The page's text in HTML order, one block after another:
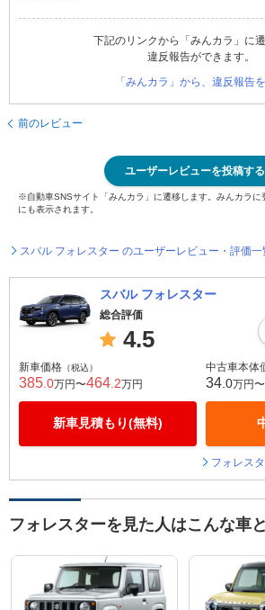
下記のリンクから「みんカラ」に遷
違反報告ができます。
「みんカラ」から、違反報告
前のレビュー
ユーザーレビューを投稿する
※自動車SNSサイト「みんカラ」に遷移します。みんカラに
にも表示されます。
スバル フォレスター のユーザーレビュー・評価
スバル フォレスター
総合評価
4.5
新車価格 （税込）
385 .0万円〜464 .2万円
新車見積もり(無料)
中古車本体
34 .0万円〜
フォレス
フォレスターを見た人はこんな車